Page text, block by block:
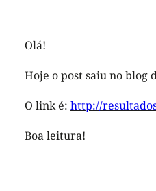
Olá!
Hoje o post saiu no blog
O link é: http://
Boa leitura!